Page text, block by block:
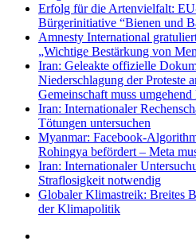
Erfolg für die Artenvielfalt:
Bürgerinitiative “Bienen und
Amnesty International
„Wichtige Bestärkung von
Iran: Geleakte offizielle
Niederschlagung der Proteste
Gemeinschaft muss umgehend
Iran: Internationaler
Tötungen untersuchen
Myanmar: Facebook-
Rohingya befördert – Meta
Iran: Internationaler
Straflosigkeit notwendig
Globaler Klimastreik: Breites
der Klimapolitik